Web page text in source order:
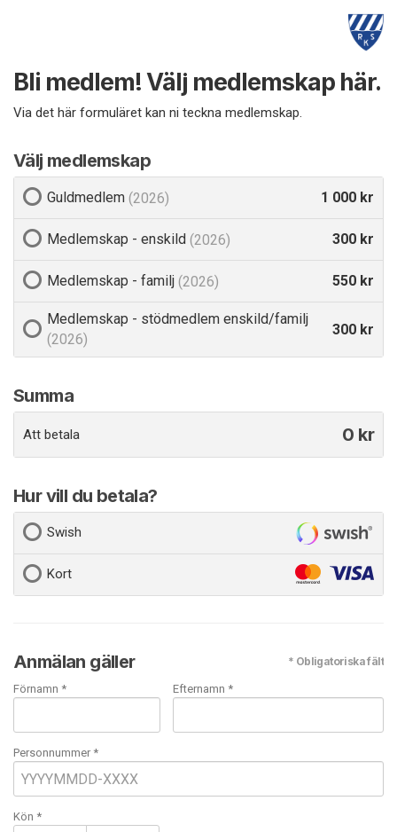
Bli medlem! Välj medlemskap här.
Via det här formuläret kan ni teckna medlemskap.
Välj medlemskap
Guldmedlem (2026) 1 000 kr
Medlemskap - enskild (2026) 300 kr
Medlemskap - familj (2026) 550 kr
Medlemskap - stödmedlem enskild/familj
(2026)
300 kr
Summa
Att betala 0 kr
Hur vill du betala?
Swish
Kort
Anmälan gäller * Obligatoriska fält
Förnamn * Efternamn *
Personnummer *
Kön *